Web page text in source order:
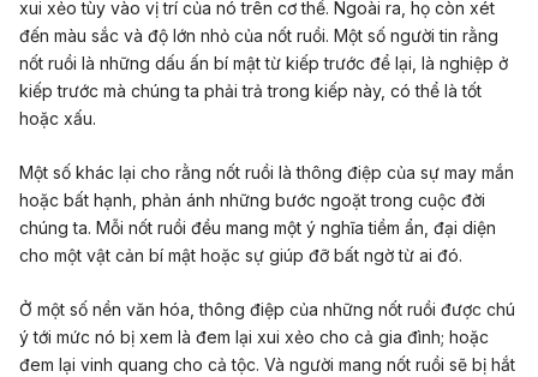
xui xẻo tùy vào vị trí của nó trên cơ thể. Ngoài ra, họ còn xét
đến màu sắc và độ lớn nhỏ của nốt ruồi. Một số người tin rằng
nốt ruồi là những dấu ấn bí mật từ kiếp trước để lại, là nghiệp ở
kiếp trước mà chúng ta phải trả trong kiếp này, có thể là tốt
hoặc xấu.
Một số khác lại cho rằng nốt ruồi là thông điệp của sự may mắn
hoặc bất hạnh, phản ánh những bước ngoặt trong cuộc đời
chúng ta. Mỗi nốt ruồi đều mang một ý nghĩa tiềm ẩn, đại diện
cho một vật cản bí mật hoặc sự giúp đỡ bất ngờ từ ai đó.
Ở một số nền văn hóa, thông điệp của những nốt ruồi được chú
ý tới mức nó bị xem là đem lại xui xẻo cho cả gia đình; hoặc
đem lại vinh quang cho cả tộc. Và người mang nốt ruồi sẽ bị hắt